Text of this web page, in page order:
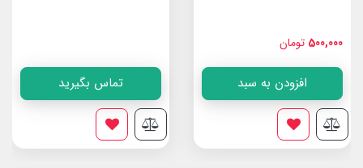
500,000 تومان
افزودن به سبد تماس بگیرید